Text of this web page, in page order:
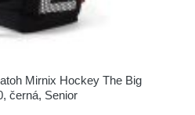
Mirnix Hockey The Big
černá, Senior